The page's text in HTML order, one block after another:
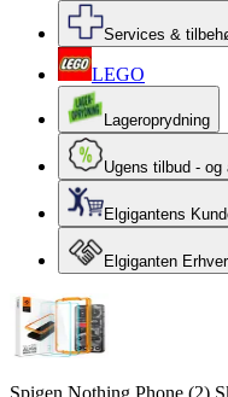
Services &
LEGO
Lageroprydning
Ugens tilbud - og
Elgigantens
Elgiganten
Spigen Nothing Phone (2)